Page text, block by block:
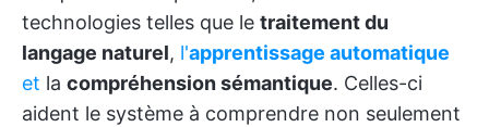
technologies telles que le traitement du
langage naturel, l'apprentissage automatique
et la compréhension sémantique. Celles-ci
aident le système à comprendre non seulement